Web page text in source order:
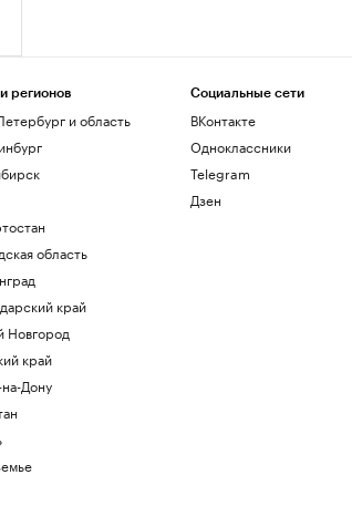
регионов
и область
область
край
Новгород
край
Дону
Социальные сети
ВКонтакте
Одноклассники
Telegram
Дзен